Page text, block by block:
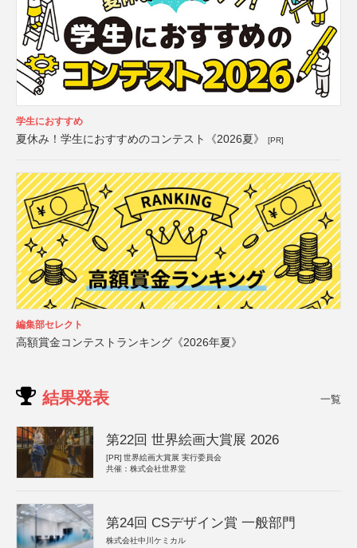
学生におすすめ
夏休み！学生におすすめのコンテスト《2026夏》 [PR]
編集部セレクト
高額賞金コンテストランキング《2026年夏》
結果発表 一覧
第22回 世界絵画大賞展 2026
[PR] 世界絵画大賞展 実行委員会
共催：株式会社世界堂
第24回 CSデザイン賞 一般部門
株式会社中川ケミカル